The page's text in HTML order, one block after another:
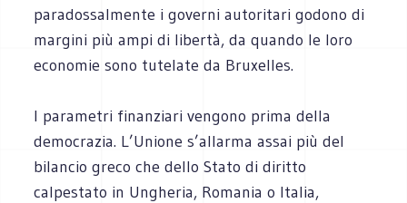
paradossalmente i governi autoritari godono di
margini più ampi di libertà, da quando le loro
economie sono tutelate da Bruxelles.
I parametri finanziari vengono prima della
democrazia. L’Unione s’allarma assai più del
bilancio greco che dello Stato di diritto
calpestato in Ungheria, Romania o Italia,